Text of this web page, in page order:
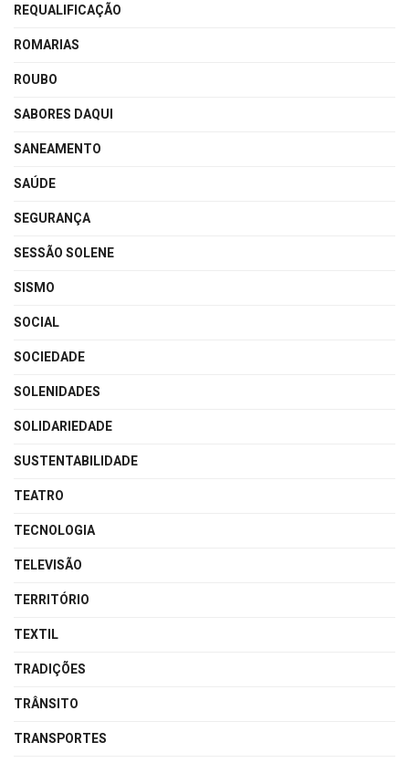
REQUALIFICAÇÃO
ROMARIAS
ROUBO
SABORES DAQUI
SANEAMENTO
SAÚDE
SEGURANÇA
SESSÃO SOLENE
SISMO
SOCIAL
SOCIEDADE
SOLENIDADES
SOLIDARIEDADE
SUSTENTABILIDADE
TEATRO
TECNOLOGIA
TELEVISÃO
TERRITÓRIO
TEXTIL
TRADIÇÕES
TRÂNSITO
TRANSPORTES